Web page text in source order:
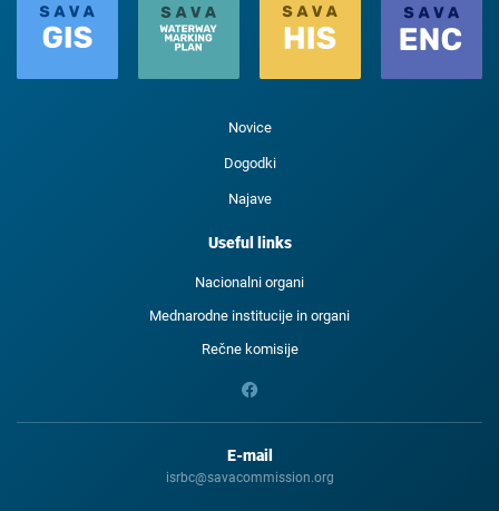
Novice
Dogodki
Najave
Useful links
Nacionalni organi
Mednarodne institucije in organi
Rečne komisije
E-mail
isrbc@savacommission.org